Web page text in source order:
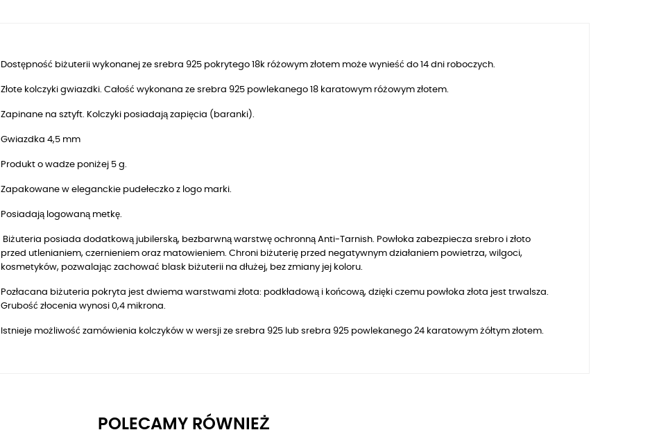
Dostępność biżuterii wykonanej ze srebra 925 pokrytego 18k różowym złotem może wynieść do 14 dni roboczych.
Złote kolczyki gwiazdki. Całość wykonana ze srebra 925 powlekanego 18 karatowym różowym złotem.
Zapinane na sztyft. Kolczyki posiadają zapięcia (baranki).
Gwiazdka 4,5 mm
Produkt o wadze poniżej 5 g.
Zapakowane w eleganckie pudełeczko z logo marki.
Posiadają logowaną metkę.
Biżuteria posiada dodatkową jubilerską, bezbarwną warstwę ochronną Anti-Tarnish. Powłoka zabezpiecza srebro i złoto
przed utlenianiem, czernieniem oraz matowieniem. Chroni biżuterię przed negatywnym działaniem powietrza, wilgoci,
kosmetyków, pozwalając zachować blask biżuterii na dłużej, bez zmiany jej koloru.
Pozłacana biżuteria pokryta jest dwiema warstwami złota: podkładową i końcową, dzięki czemu powłoka złota jest trwalsza.
Grubość złocenia wynosi 0,4 mikrona.
Istnieje możliwość zamówienia kolczyków w wersji ze srebra 925 lub srebra 925 powlekanego 24 karatowym żółtym złotem.
POLECAMY RÓWNIEŻ